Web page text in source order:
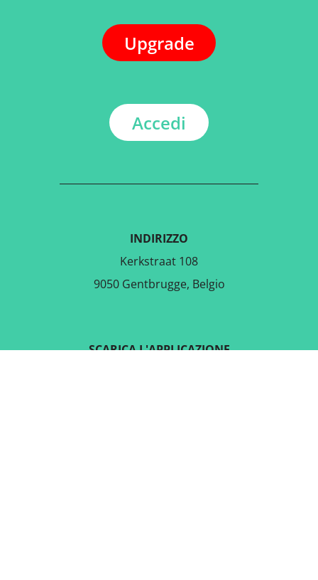
Upgrade
Accedi
INDIRIZZO
Kerkstraat 108
9050 Gentbrugge, Belgio
SCARICA L'APPLICAZIONE